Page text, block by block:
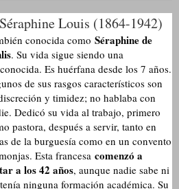
Louis (1864-1942)
conocida como Séraphine de
. Su vida sigue siendo una
Es huérfana desde los 7 años.
de sus rasgos característicos son
y timidez; no hablaba con
Dedicó su vida al trabajo, primero
pastora, después a servir, tanto en
de la burguesía como en un convento
Esta francesa comenzó a
a los 42 años, aunque nadie sabe ni
ninguna formación académica. Su